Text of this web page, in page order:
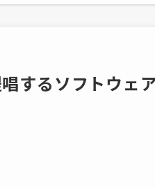
するソフトウェ